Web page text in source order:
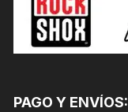
PAGO Y ENVÍOS: